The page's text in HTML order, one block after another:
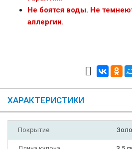
Не боятся воды. Не
аллергии.
ХАРАКТЕРИСТИКИ
Покрытие